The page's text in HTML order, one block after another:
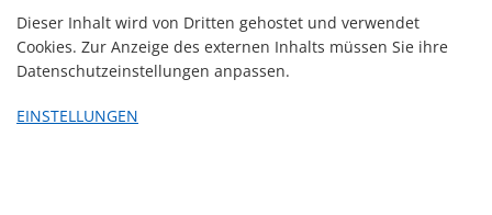
Dieser Inhalt wird von Dritten gehostet und verwendet
Cookies. Zur Anzeige des externen Inhalts müssen Sie ihre
Datenschutzeinstellungen anpassen.
EINSTELLUNGEN